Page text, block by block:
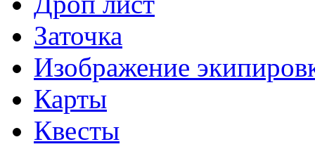
Заточка
Изображение
Карты
Квесты